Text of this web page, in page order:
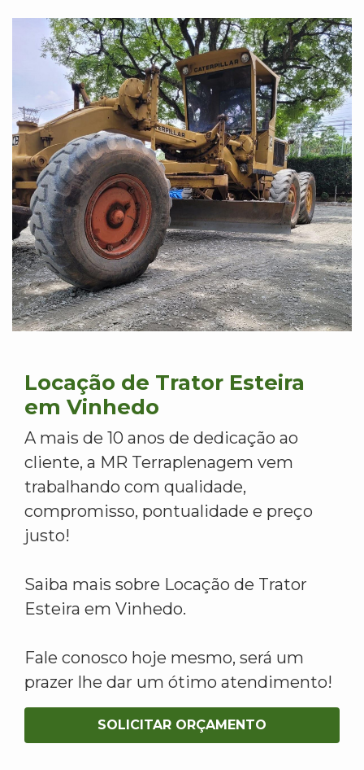
Locação de Trator Esteira
em Vinhedo
A mais de 10 anos de dedicação ao
cliente, a MR Terraplenagem vem
trabalhando com qualidade,
compromisso, pontualidade e preço
justo!
Saiba mais sobre Locação de Trator
Esteira em Vinhedo.
Fale conosco hoje mesmo, será um
prazer lhe dar um ótimo atendimento!
SOLICITAR ORÇAMENTO